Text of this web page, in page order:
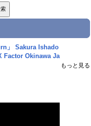
」 Sakura Ishado
Factor Okinawa Ja
もっと見る